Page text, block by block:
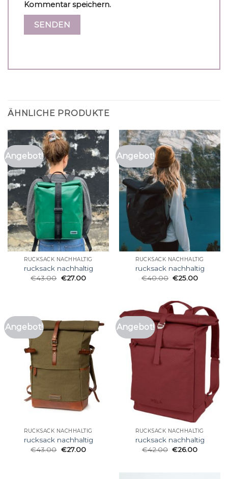
Kommentar speichern.
ÄHNLICHE PRODUKTE
Angebot!
RUCKSACK NACHHALTIG
rucksack nachhaltig
€43.00 €27.00
Angebot!
RUCKSACK NACHHALTIG
rucksack nachhaltig
€40.00 €25.00
Angebot!
RUCKSACK NACHHALTIG
rucksack nachhaltig
€43.00 €27.00
Angebot!
RUCKSACK NACHHALTIG
rucksack nachhaltig
€42.00 €26.00